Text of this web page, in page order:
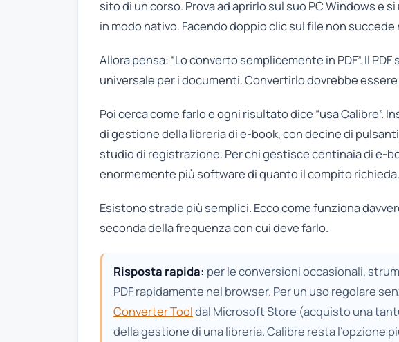
sito di un corso. Prova ad aprirlo sul suo PC Windows e
in modo nativo. Facendo doppio clic sul file non
Allora pensa: “Lo converto semplicemente in PDF”. Il
universale per i documenti. Convertirlo dovrebbe
Poi cerca come farlo e ogni risultato dice “usa
di gestione della libreria di e-book, con decine di
studio di registrazione. Per chi gestisce centinaia di e-
enormemente più software di quanto il compito richieda.
Esistono strade più semplici. Ecco come funziona
seconda della frequenza con cui deve farlo.
Risposta rapida: per le conversioni occasionali,
PDF rapidamente nel browser. Per un uso regolare
Converter Tooldal Microsoft Store (acquisto una
della gestione di una libreria. Calibre resta l’opzione